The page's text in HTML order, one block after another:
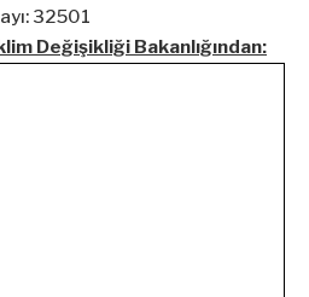
32501
Değişikliği Bakanlığından: